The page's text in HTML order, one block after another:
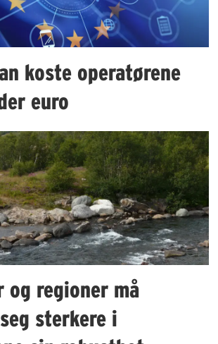
koste operatørene
euro
og regioner må
sterkere i